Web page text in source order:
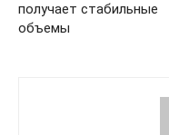
получает стабильные
объемы